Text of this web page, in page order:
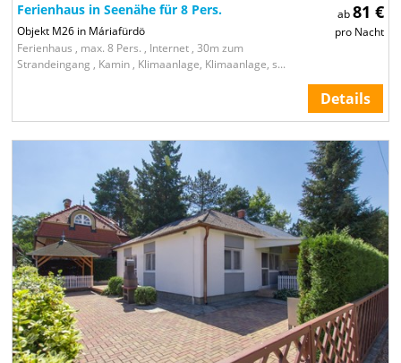
ab81 €
pro Nacht
Ferienhaus in Seenähe für 8 Pers.
Objekt M26 in Máriafürdö
Ferienhaus , max. 8 Pers. , Internet , 30m zum
Strandeingang , Kamin , Klimaanlage, Klimaanlage, s...
Details